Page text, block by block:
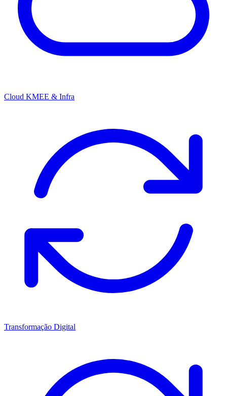
Cloud KMEE & Infra
Transformação Digital